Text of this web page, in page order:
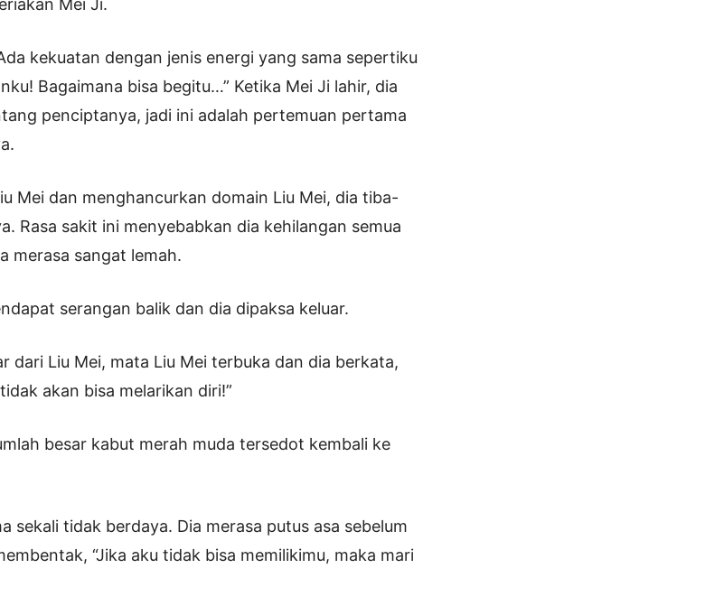
Mei Ji.
kekuatan dengan jenis energi yang sama sepertiku
Bagaimana bisa begitu…” Ketika Mei Ji lahir, dia
penciptanya, jadi ini adalah pertemuan pertama
Mei dan menghancurkan domain Liu Mei, dia tiba-
Rasa sakit ini menyebabkan dia kehilangan semua
merasa sangat lemah.
serangan balik dan dia dipaksa keluar.
dari Liu Mei, mata Liu Mei terbuka dan dia berkata,
akan bisa melarikan diri!”
besar kabut merah muda tersedot kembali ke
sekali tidak berdaya. Dia merasa putus asa sebelum
“Jika aku tidak bisa memilikimu, maka mari